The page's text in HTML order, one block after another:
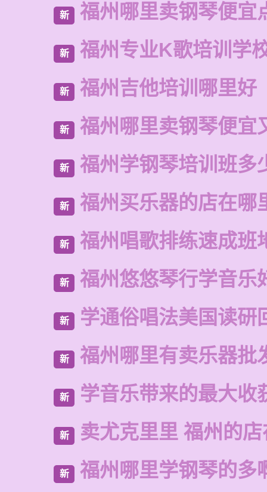
新 福州哪里卖钢琴便宜
新 福州专业K歌培训学
新 福州吉他培训哪里好
新 福州哪里卖钢琴便宜
新 福州学钢琴培训班多
新 福州买乐器的店在哪
新 福州唱歌排练速成班
新 福州悠悠琴行学音乐
新 学通俗唱法美国读研
新 福州哪里有卖乐器批
新 学音乐带来的最大收
新 卖尤克里里 福州的
新 福州哪里学钢琴的多